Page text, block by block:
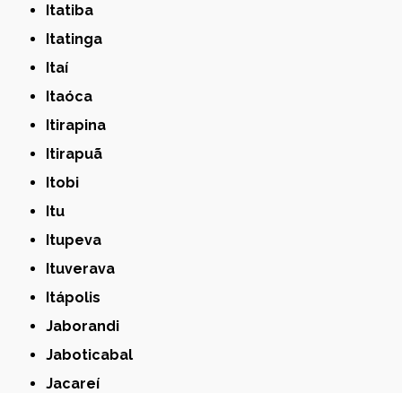
Itatiba
Itatinga
Itaí
Itaóca
Itirapina
Itirapuã
Itobi
Itu
Itupeva
Ituverava
Itápolis
Jaborandi
Jaboticabal
Jacareí